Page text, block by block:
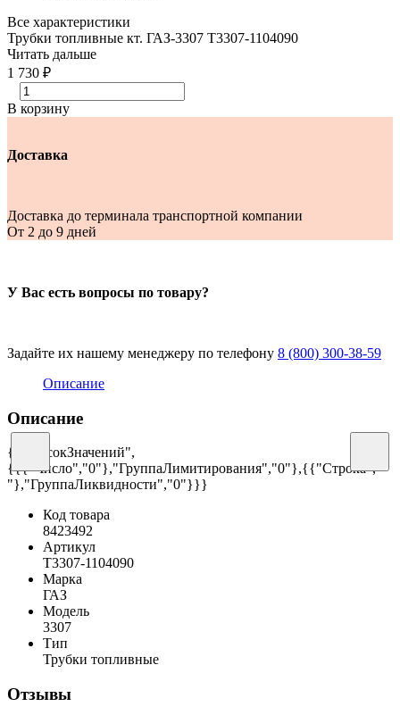
Все характеристики
Трубки топливные кт. ГАЗ-3307 Т3307-1104090
Читать дальше
1 730 ₽
В корзину
Доставка
Доставка до терминала транспортной компании
От 2 до 9 дней
У Вас есть вопросы по товару?
Задайте их нашему менеджеру по телефону 8 (800) 300-38-59
Описание
Описание
{"СписокЗначений",
{{{"Число","0"},"ГруппаЛимитирования","0"},{{"Строка","
"},"ГруппаЛиквидности","0"}}}
Код товара
8423492
Артикул
Т3307-1104090
Марка
ГАЗ
Модель
3307
Тип
Трубки топливные
Отзывы